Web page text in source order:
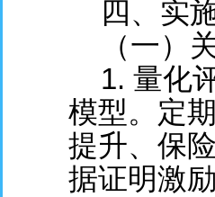
四、实
（一）
1. 量化
模型。定
提升、保
据证明激